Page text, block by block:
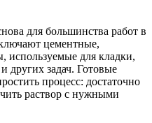
для большинства работ в
цементные,
используемые для кладки,
других задач. Готовые
процесс: достаточно
раствор с нужными